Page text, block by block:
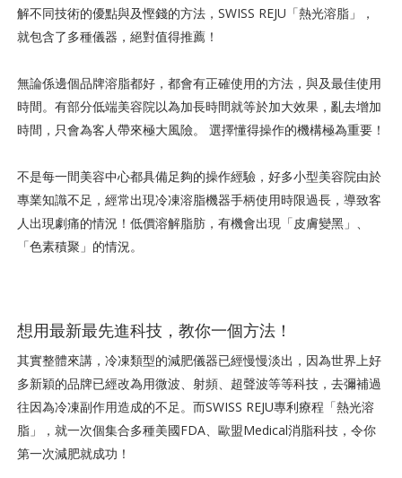
解不同技術的優點與及慳錢的方法，SWISS REJU「熱光溶脂」，
就包含了多種儀器，絕對值得推薦！
無論係邊個品牌溶脂都好，都會有正確使用的方法，與及最佳使用
時間。有部分低端美容院以為加長時間就等於加大效果，亂去增加
時間，只會為客人帶來極大風險。 選擇懂得操作的機構極為重要！
不是每一間美容中心都具備足夠的操作經驗，好多小型美容院由於
專業知識不足，經常出現冷凍溶脂機器手柄使用時限過長，導致客
人出現劇痛的情況！低價溶解脂肪，有機會出現「皮膚變黑」、
「色素積聚」的情況。
想用最新最先進科技，教你一個方法！
其實整體來講，冷凍類型的減肥儀器已經慢慢淡出，因為世界上好
多新穎的品牌已經改為用微波、射頻、超聲波等等科技，去彌補過
往因為冷凍副作用造成的不足。而SWISS REJU專利療程「熱光溶
脂」，就一次個集合多種美國FDA、歐盟Medical消脂科技，令你
第一次減肥就成功！